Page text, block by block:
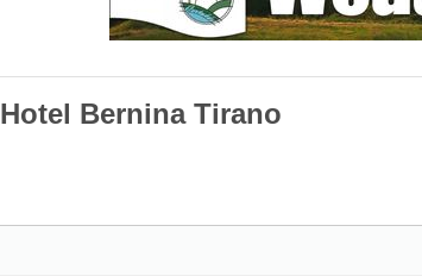
Hotel Bernina Tirano